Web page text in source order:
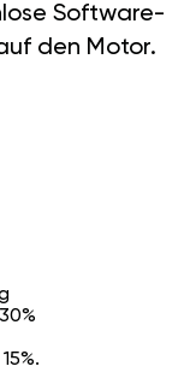
Software-
den Motor.